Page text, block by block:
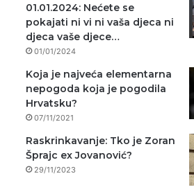
01.01.2024: Nećete se
pokajati ni vi ni vaša djeca ni
djeca vaše djece…
01/01/2024
Koja je najveća elementarna
nepogoda koja je pogodila
Hrvatsku?
07/11/2021
Raskrinkavanje: Tko je Zoran
Šprajc ex Jovanović?
29/11/2023